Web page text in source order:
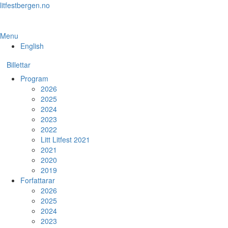
Skip
content
litfestbergen.no
Menu
English
Billettar
Program
2026
2025
2024
2023
2022
Litt Litfest 2021
2021
2020
2019
Forfattarar
2026
2025
2024
2023